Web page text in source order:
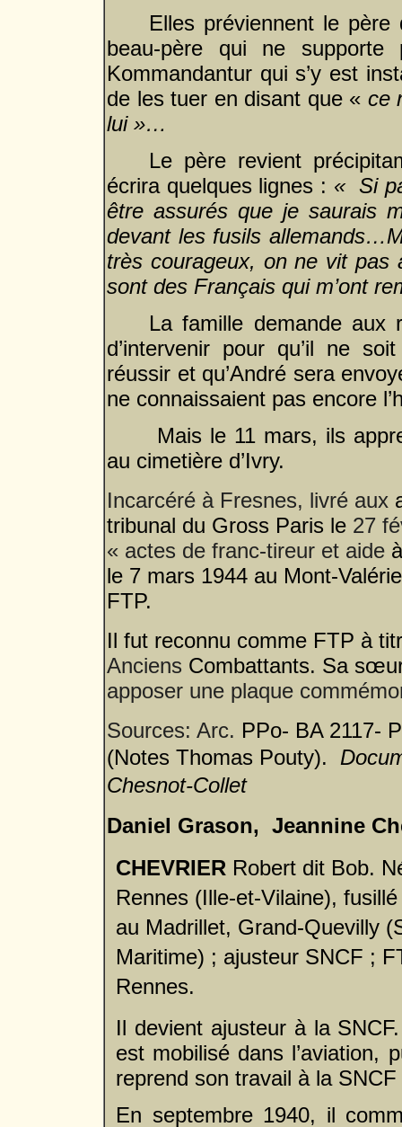
Elles préviennent le
beau-père qui ne
Kommandantur qui s’y est
de les tuer en disant que « ce
lui »…
Le père revient
écrira quelques lignes : « Si
être assurés que je saurais
devant les fusils
très courageux, on ne vit pas
sont des Français qui m’ont
La famille demande aux
d’intervenir pour qu’il ne
réussir et qu’André sera
ne connaissaient pas encore
Mais le 11 mars, ils
au cimetière
Incarcéré à Fresnes, livré aux
tribunal du Gross Paris le 27
« actes de franc-tireur et aide
le 7 mars 1944 au Mont-
FTP.
Il fut reconnu comme FTP à
Anciens Combattants. Sa
apposer une plaque
Sources: Arc. PPo- BA 2117-
(Notes Thomas Pouty).
Chesnot-Collet
Daniel Grason, Jeannine
CHEVRIER Robert dit Bob.
Rennes (Ille-et-Vilaine),
au Madrillet, Grand-Quevilly
Maritime) ; ajusteur SNCF ;
Rennes.
Il devient ajusteur à la
est mobilisé dans l’aviation,
reprend son travail à la
En septembre 1940, il